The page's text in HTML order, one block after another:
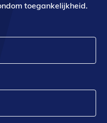
toegankelijkheid.